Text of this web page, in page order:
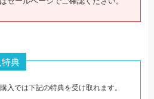
典
入では下記の特典を受け取れます。